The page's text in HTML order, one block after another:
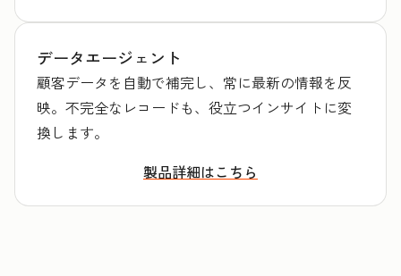
データエージェント
顧客データを自動で補完し、常に最新の情報を反
映。不完全なレコードも、役立つインサイトに変
換します。
製品詳細はこちら